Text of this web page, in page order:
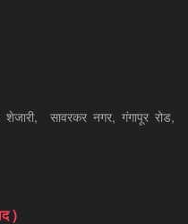
सावरकर नगर, गंगापूर रोड,
)